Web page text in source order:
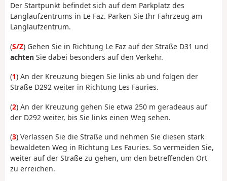
Der Startpunkt befindet sich auf dem Parkplatz des
Langlaufzentrums in Le Faz. Parken Sie Ihr Fahrzeug am
Langlaufzentrum.
(S/Z) Gehen Sie in Richtung Le Faz auf der Straße D31 und
achten Sie dabei besonders auf den Verkehr.
(1) An der Kreuzung biegen Sie links ab und folgen der
Straße D292 weiter in Richtung Les Fauries.
(2) An der Kreuzung gehen Sie etwa 250 m geradeaus auf
der D292 weiter, bis Sie links einen Weg sehen.
(3) Verlassen Sie die Straße und nehmen Sie diesen stark
bewaldeten Weg in Richtung Les Fauries. So vermeiden Sie,
weiter auf der Straße zu gehen, um den betreffenden Ort
zu erreichen.